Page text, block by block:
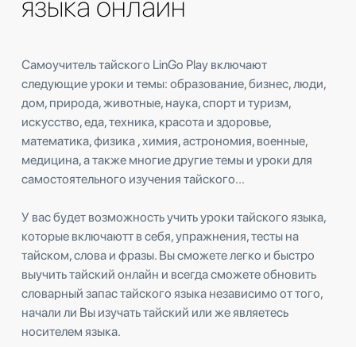
Самоучитель тайского LinGo Play включают
следующие уроки и темы: образование, бизнес, люди,
дом, природа, животные, наука, спорт и туризм,
искусство, еда, техника, красота и здоровье,
математика, физика , химия, астрономия, военные,
медицина, а также многие другие темы и уроки для
самостоятельного изучения тайского...
У вас будет возможность учить уроки тайского языка,
которые включаютт в себя, упражнения, тесты на
тайском, слова и фразы. Вы сможете легко и быстро
выучить тайский онлайн и всегда сможете обновить
словарный запас тайского языка независимо от того,
начали ли Вы изучать тайский или же являетесь
носителем языка.